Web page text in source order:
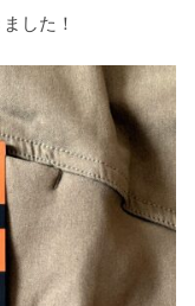
した！